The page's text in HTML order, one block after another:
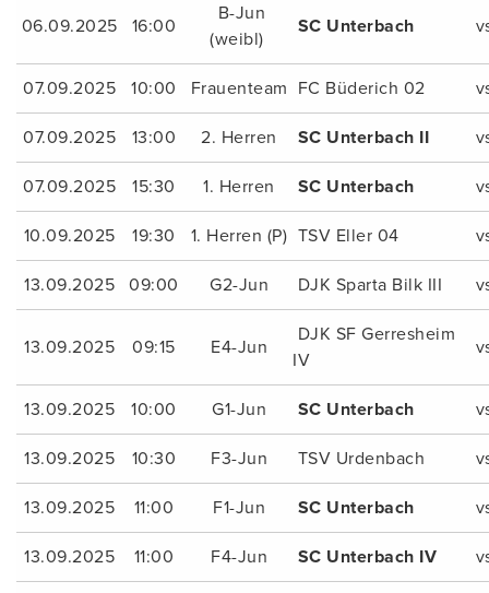
06.09.2025 16:00
B-Jun
(weibl)
SC Unterbach
07.09.2025 10:00 Frauenteam FC Büderich 02
07.09.2025 13:00 2. Herren SC Unterbach II
07.09.2025 15:30 1. Herren SC Unterbach
10.09.2025 19:30 1. Herren (P) TSV Eller 04
13.09.2025 09:00 G2-Jun DJK Sparta Bilk III
13.09.2025 09:15 E4-Jun
DJK SF Gerresheim
IV
13.09.2025 10:00 G1-Jun SC Unterbach
13.09.2025 10:30 F3-Jun TSV Urdenbach
13.09.2025 11:00 F1-Jun SC Unterbach
13.09.2025 11:00 F4-Jun SC Unterbach IV